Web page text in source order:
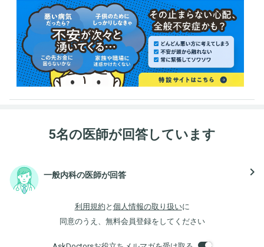
5名の医師が回答しています
一般内科の医師が回答 navigate_next
利用規約 と 個人情報の取り扱いに
同意のうえ、無料会員登録をしてください